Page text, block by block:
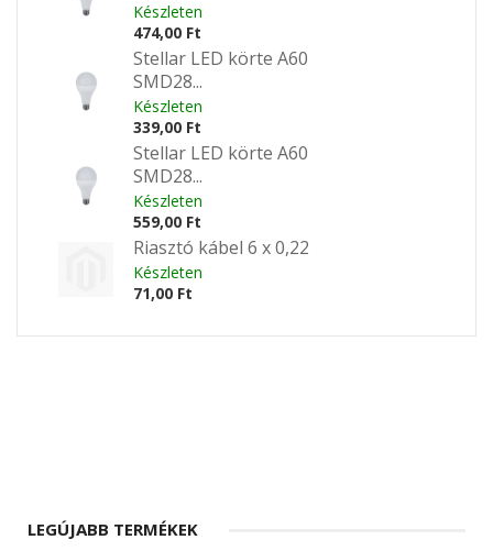
Készleten
474,00 Ft
Stellar LED körte A60
SMD28...
Készleten
339,00 Ft
Stellar LED körte A60
SMD28...
Készleten
559,00 Ft
Riasztó kábel 6 x 0,22
Készleten
71,00 Ft
LEGÚJABB TERMÉKEK